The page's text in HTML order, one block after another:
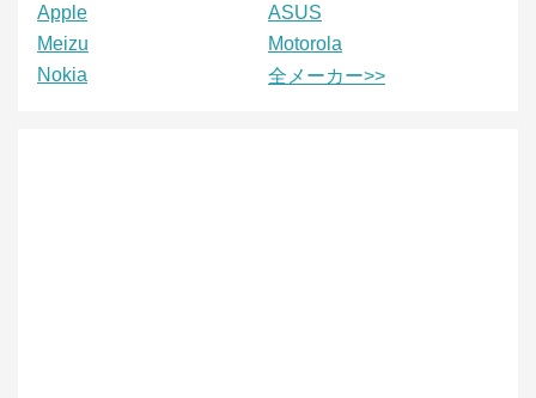
Apple
ASUS
Meizu
Motorola
Nokia
全メーカー>>